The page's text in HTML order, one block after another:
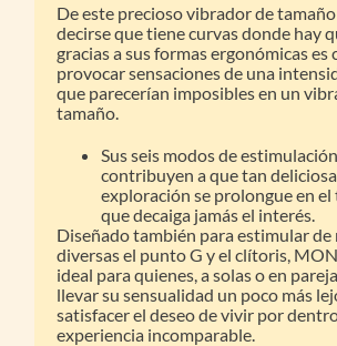
De este precioso vibrador de
decirse que tiene curvas donde hay
gracias a sus formas ergonómicas es
provocar sensaciones de una
que parecerían imposibles en un
tamaño.
Sus seis modos de
contribuyen a que tan
exploración se prolongue en el
que decaiga jamás el interés.
Diseñado también para estimular de
diversas el punto G y el clítoris,
ideal para quienes, a solas o en
llevar su sensualidad un poco más
satisfacer el deseo de vivir por
experiencia incomparable.